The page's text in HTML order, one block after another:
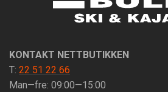
KONTAKT NETTBUTIKKEN
T: 22 51 22 66
Man—fre: 09:00—15:00